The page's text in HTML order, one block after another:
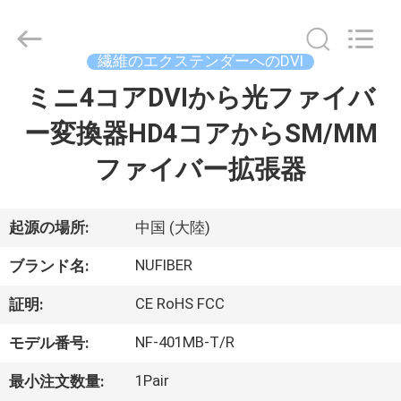
ダ
ク
ト
私
Technology
Co.,Ltd.
Developed
繊維のエクステンダーへのDVI
ミニ4コアDVIから光ファイバ
ー変換器HD4コアからSM/MM
ファイバー拡張器
起源の場所: 中国 (大陸)
ブランド名: NUFIBER
証明: CE RoHS FCC
モデル番号: NF-401MB-T/R
最小注文数量: 1Pair